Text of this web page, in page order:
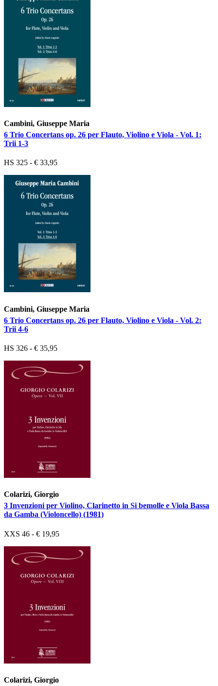
Cambini, Giuseppe Maria
6 Trio Concertans op. 26 per Flauto, Violino e Viola - Vol. 1:
Trii 1-3
HS 325 - € 33,95
Cambini, Giuseppe Maria
6 Trio Concertans op. 26 per Flauto, Violino e Viola - Vol. 2:
Trii 4-6
HS 326 - € 35,95
Colarizi, Giorgio
3 Invenzioni per Violino, Clarinetto in Si bemolle e Viola Bassa
da Gamba (Violoncello) (1981)
XXS 46 - € 19,95
Colarizi, Giorgio